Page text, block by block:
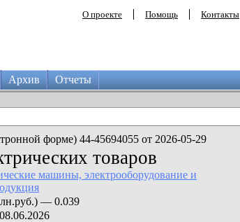
О проекте Помощь Контакты
Архив Отчеты
форме) 44-45694055 от 2026-05-29
товаров
машины, электрооборудование и
— 0.039